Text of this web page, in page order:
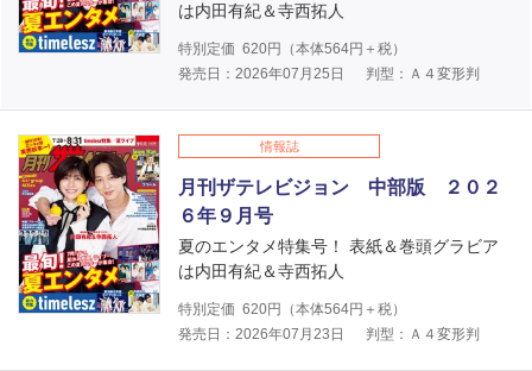
は内田有紀＆寺西拓人
特別定価 620円（本体564円＋税）
発売日：2026年07月25日
判型：Ａ４変形判
情報誌
月刊ザテレビジョン 中部版 ２０２
６年９月号
夏のエンタメ特集号！ 表紙＆巻頭グラビア
は内田有紀＆寺西拓人
特別定価 620円（本体564円＋税）
発売日：2026年07月23日
判型：Ａ４変形判